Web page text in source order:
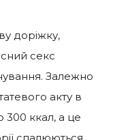
доріжку,
секс
Залежно
акту в
300 ккал, а це